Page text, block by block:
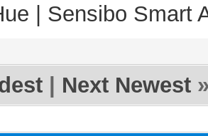
| Sensibo Smart
Next Newest